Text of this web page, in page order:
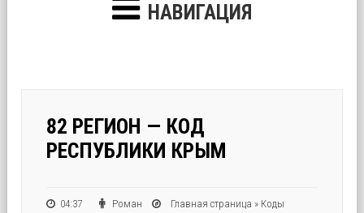
НАВИГАЦИЯ
82 РЕГИОН — КОД
РЕСПУБЛИКИ КРЫМ
04:37 Роман Главная страница » Коды